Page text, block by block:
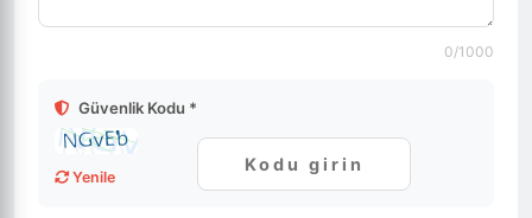
0/1000
Güvenlik Kodu *
Yenile